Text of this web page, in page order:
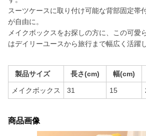
スーツケースに取り付け可能な背部固定帯
が自由に。
メイクボックスをお探しの方に、この可愛
はデイリーユースから旅行まで幅広く活躍
製品サイズ 長さ(cm) 幅(cm)
メイクボックス 31 15
商品画像